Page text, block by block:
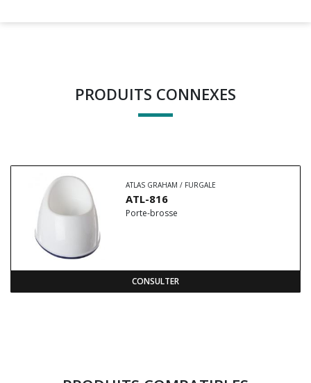
PRODUITS CONNEXES
ATLAS GRAHAM / FURGALE
ATL-816
Porte-brosse
CONSULTER